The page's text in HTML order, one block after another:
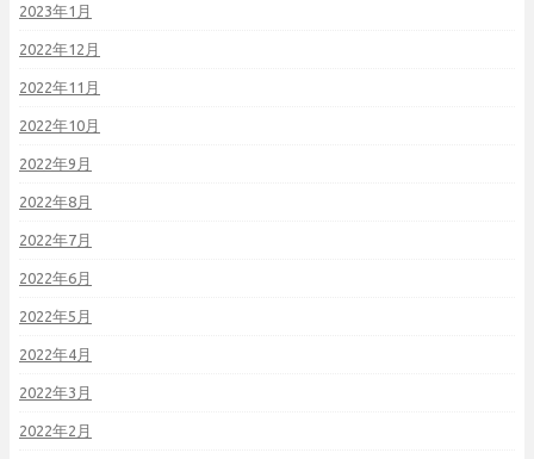
2023年1月
2022年12月
2022年11月
2022年10月
2022年9月
2022年8月
2022年7月
2022年6月
2022年5月
2022年4月
2022年3月
2022年2月